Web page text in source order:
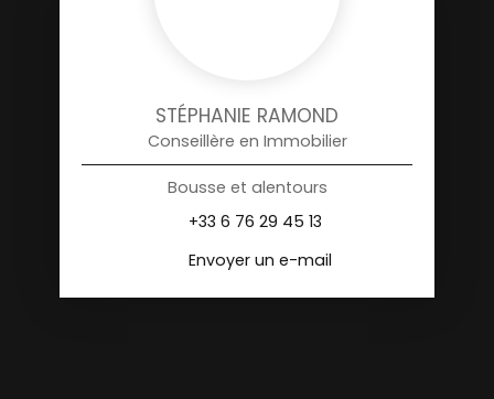
STÉPHANIE RAMOND
Conseillère en Immobilier
Bousse et alentours
+33 6 76 29 45 13
Envoyer un e-mail